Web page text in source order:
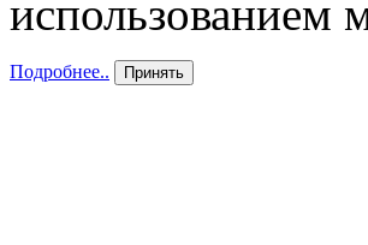
использованием
Подробнее.. Принять